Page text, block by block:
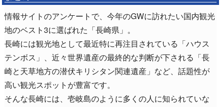
情報サイトのアンケートで、今年のGWに訪れたい国内観光
地のベスト3に選ばれた「長崎県」。
長崎には観光地として最近特に再注目されている「ハウス
テンボス」、近々世界遺産の最終的な判断が下される「長
崎と天草地方の潜伏キリシタン関連遺産」など、話題性が
高い観光スポットが豊富です。
そんな長崎には、壱岐島のように多くの人に知られていな